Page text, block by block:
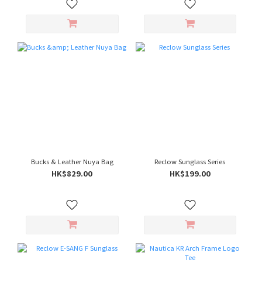
Bucks & Leather Nuya Bag
HK$829.00
Reclow Sunglass Series
HK$199.00